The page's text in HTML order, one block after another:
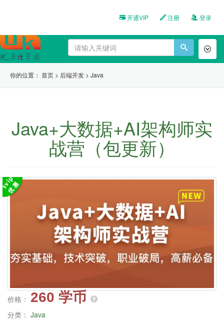
开通VIP 注册 登录
你的位置： 首页 > 后端开发 > Java
Java+大数据+AI架构师实
战营（包更新）
价格： 260 学币
分类： Java